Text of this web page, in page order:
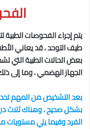
يتم إجراء الفحوصات الطبية
طيف التوحد ، قد يعاني
الجهاز الهضمي ، وما إلى
بعد التشخيص من المهم
بشكل صحيح ، وهناك ثلاث
الفرد وفيما يلي مستويات